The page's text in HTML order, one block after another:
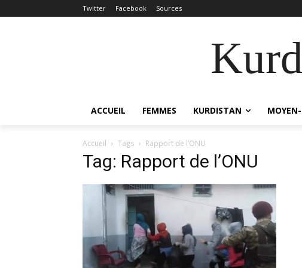
Twitter Facebook Sources
ACCUEIL FEMMES KURDISTAN
Accueil Tags Rapport de l’ONU
Tag: Rapport de l’ONU